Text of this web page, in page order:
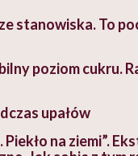
stanowiska. To
poziom cukru.
upałów
na ziemi”.